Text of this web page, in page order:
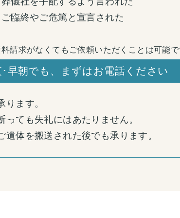
ご臨終やご危篤と宣言された
請求がなくてもご依頼いただくことは可能
早朝でも、 まずはお電話ください
ます。
ても失礼にはあたりません。
体を搬送された後でも承ります。